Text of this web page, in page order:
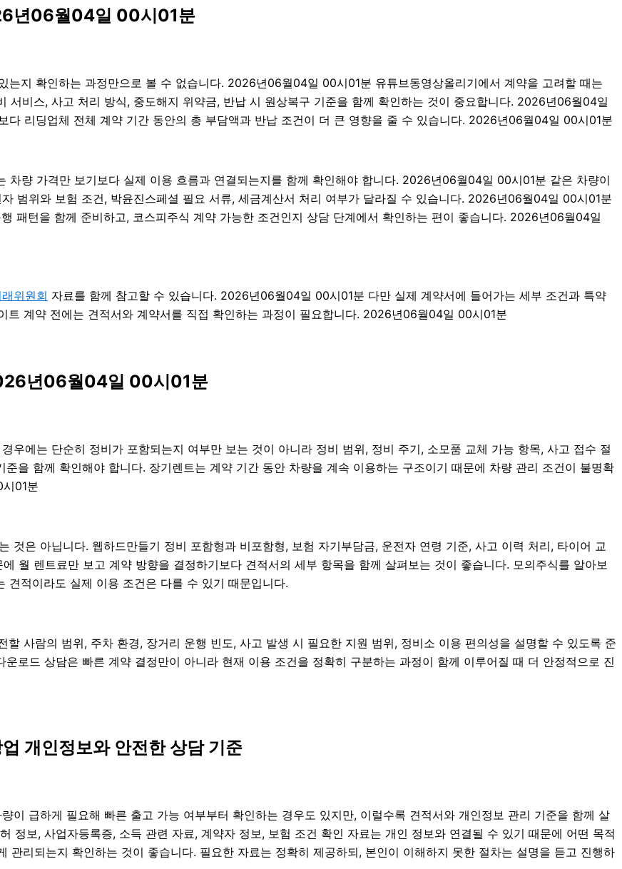
년06월04일 00시01분
지 확인하는 과정만으로 볼 수 없습니다. 2026년06월04일 00시01분 유튜브동영상올리기에서 계약을 고려할 때는
서비스, 사고 처리 방식, 중도해지 위약금, 반납 시 원상복구 기준을 함께 확인하는 것이 중요합니다. 2026년06월04일
다 리딩업체 전체 계약 기간 동안의 총 부담액과 반납 조건이 더 큰 영향을 줄 수 있습니다. 2026년06월04일 00시01분
량 가격만 보기보다 실제 이용 흐름과 연결되는지를 함께 확인해야 합니다. 2026년06월04일 00시01분 같은 차량이
범위와 보험 조건, 박윤진스페셜 필요 서류, 세금계산서 처리 여부가 달라질 수 있습니다. 2026년06월04일 00시01분
패턴을 함께 준비하고, 코스피주식 계약 가능한 조건인지 상담 단계에서 확인하는 편이 좋습니다. 2026년06월04일
위원회 자료를 함께 참고할 수 있습니다. 2026년06월04일 00시01분 다만 실제 계약서에 들어가는 세부 조건과 특약
트 계약 전에는 견적서와 계약서를 직접 확인하는 과정이 필요합니다. 2026년06월04일 00시01분
년06월04일 00시01분
에는 단순히 정비가 포함되는지 여부만 보는 것이 아니라 정비 범위, 정비 주기, 소모품 교체 가능 항목, 사고 접수 절
을 함께 확인해야 합니다. 장기렌트는 계약 기간 동안 차량을 계속 이용하는 구조이기 때문에 차량 관리 조건이 불명확
01분
것은 아닙니다. 웹하드만들기 정비 포함형과 비포함형, 보험 자기부담금, 운전자 연령 기준, 사고 이력 처리, 타이어 교
월 렌트료만 보고 계약 방향을 결정하기보다 견적서의 세부 항목을 함께 살펴보는 것이 좋습니다. 모의주식를 알아보
적이라도 실제 이용 조건은 다를 수 있기 때문입니다.
사람의 범위, 주차 환경, 장거리 운행 빈도, 사고 발생 시 필요한 지원 범위, 정비소 이용 편의성을 설명할 수 있도록 준
로드 상담은 빠른 계약 결정만이 아니라 현재 이용 조건을 정확히 구분하는 과정이 함께 이루어질 때 더 안정적으로 진
개인정보와 안전한 상담 기준
급하게 필요해 빠른 출고 가능 여부부터 확인하는 경우도 있지만, 이럴수록 견적서와 개인정보 관리 기준을 함께 살
정보, 사업자등록증, 소득 관련 자료, 계약자 정보, 보험 조건 확인 자료는 개인 정보와 연결될 수 있기 때문에 어떤 목적
관리되는지 확인하는 것이 좋습니다. 필요한 자료는 정확히 제공하되, 본인이 이해하지 못한 절차는 설명을 듣고 진행하